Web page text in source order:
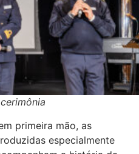
primeira mão, as
especialmente